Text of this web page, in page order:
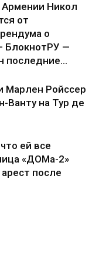
Армении Никол
от
о
БлокнотРУ —
последние...
Марлен Ройссер
Ванту на Тур де
ей все
«ДОМа-2»
после